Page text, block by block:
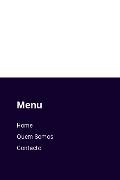
Menu
Home
Quem Somos
Contacto